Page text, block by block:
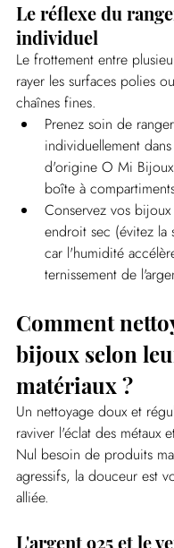
Le réflexe du
individuel
Le frottement entre
rayer les surfaces polies
chaînes fines.
Prenez soin de
individuellement
d'origine O Mi
boîte à
Conservez vos bijoux
endroit sec (évitez la
car l'humidité
ternissement de
Comment
bijoux selon
matériaux ?
Un nettoyage doux et
raviver l'éclat des métaux
Nul besoin de produits
agressifs, la douceur est
alliée.
L'argent 925 et le